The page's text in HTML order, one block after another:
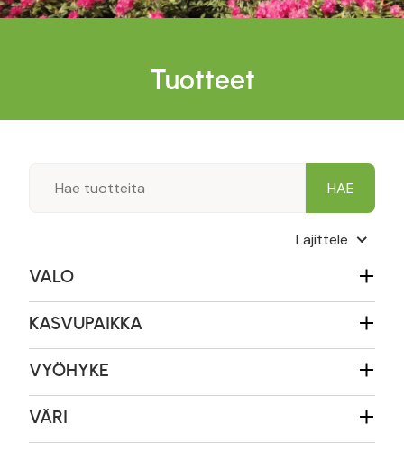
Tuotteet
Lajittele
VALO
KASVUPAIKKA
VYÖHYKE
VÄRI